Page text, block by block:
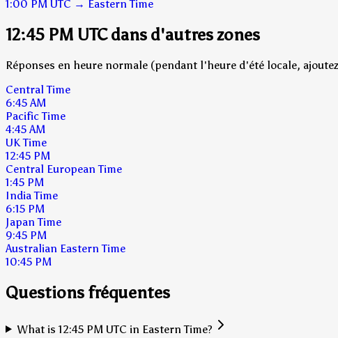
1:00 PM UTC → Eastern Time
12:45 PM UTC dans d'autres zones
Réponses en heure normale (pendant l'heure d'été locale,
Central Time
6:45 AM
Pacific Time
4:45 AM
UK Time
12:45 PM
Central European Time
1:45 PM
India Time
6:15 PM
Japan Time
9:45 PM
Australian Eastern Time
10:45 PM
Questions fréquentes
What is 12:45 PM UTC in Eastern Time?